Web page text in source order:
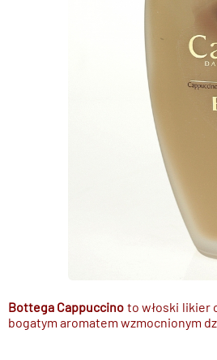
Bottega Cappuccino to włoski likier
bogatym aromatem wzmocnionym